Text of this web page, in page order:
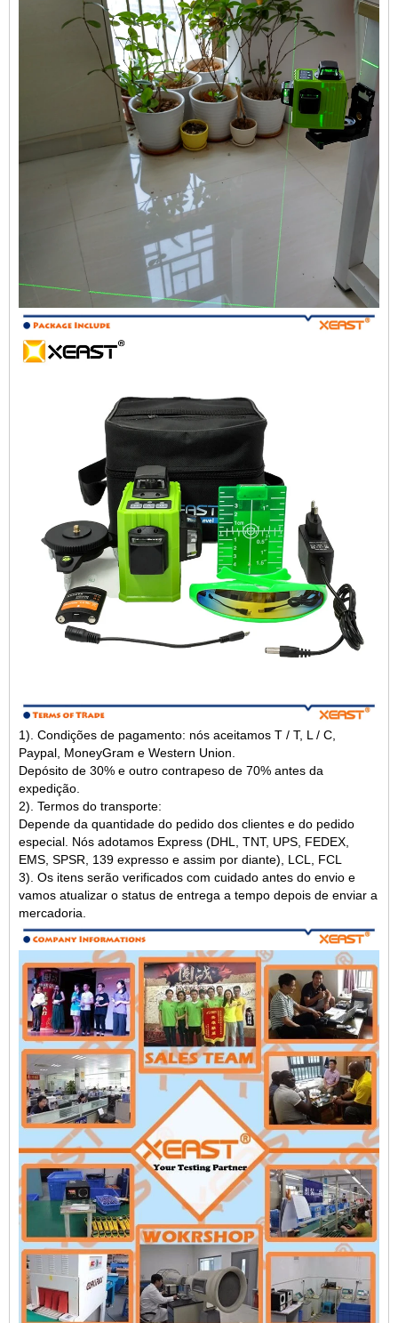
1). Condições de pagamento: nós aceitamos T / T, L / C,
Paypal, MoneyGram e Western Union.
Depósito de 30% e outro contrapeso de 70% antes da
expedição.
2). Termos do transporte:
Depende da quantidade do pedido dos clientes e do pedido
especial. Nós adotamos Express (DHL, TNT, UPS, FEDEX,
EMS, SPSR, 139 expresso e assim por diante), LCL, FCL
3). Os itens serão verificados com cuidado antes do envio e
vamos atualizar o status de entrega a tempo depois de enviar a
mercadoria.